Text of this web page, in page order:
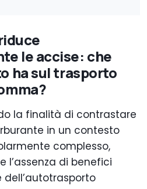
le accise: che
ha sul trasporto
la finalità di contrastare
in un contesto
complesso,
l’assenza di benefici